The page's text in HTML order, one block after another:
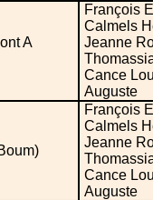
A
François
Calmels
Jeanne
Cance
Auguste
François
Calmels
Jeanne
Cance
Auguste